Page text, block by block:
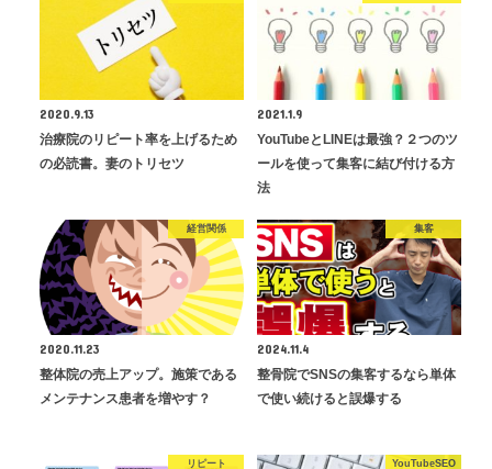
2020.9.13
治療院のリピート率を上げるため
の必読書。妻のトリセツ
2021.1.9
YouTubeとLINEは最強？２つのツ
ールを使って集客に結び付ける方
法
経営関係
2020.11.23
整体院の売上アップ。施策である
メンテナンス患者を増やす？
集客
2024.11.4
整骨院でSNSの集客するなら単体
で使い続けると誤爆する
リピート YouTubeSEO